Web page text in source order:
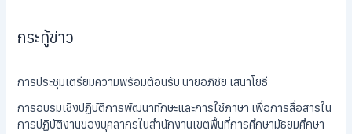
กระทู้ข่าว
การประชุมเตรียมความพร้อมต้อนรับ นายอภิชัย เสนาโยธี
การอบรมเชิงปฏิบัติการพัฒนาทักษะและการใช้ภาษา เพื่อการสื่อสารใน
การปฏิบัติงานของบุคลากรในสำนักงานเขตพื้นที่การศึกษามัธยมศึกษา